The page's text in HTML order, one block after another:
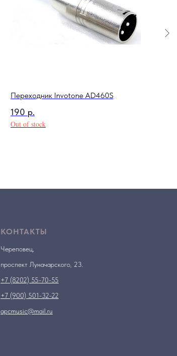
Переходник Invotone AD460S
190 р.
Out of stock
КОНТАКТЫ
Череповец,
проспект Луначарского, 23.
+7 (8202) 55-70-55
+7 (900) 501-32-22
apcmusic@mail.ru